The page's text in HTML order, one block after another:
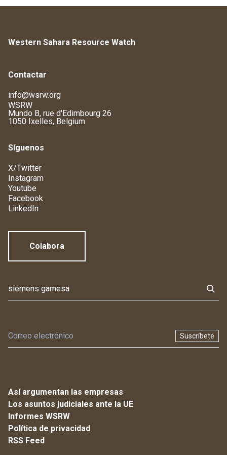
Western Sahara Resource Watch
Contactar
info@wsrw.org
WSRW
Mundo B, rue d'Edimbourg 26
1050 Ixelles, Belgium
Síguenos
X/Twitter
Instagram
Youtube
Facebook
LinkedIn
Colabora
Suscríbete
Así argumentan las empresas
Los asuntos judiciales ante la UE
Informes WSRW
Política de privacidad
RSS Feed